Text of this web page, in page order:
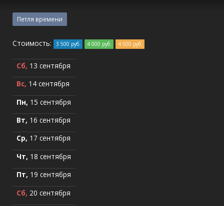
Петля времени
Стоимость: 3 500 руб. 4 000 руб. 4 500 руб.
Сб, 13 сентября
Вс, 14 сентября
Пн, 15 сентября
Вт, 16 сентября
Ср, 17 сентября
Чт, 18 сентября
Пт, 19 сентября
Сб, 20 сентября